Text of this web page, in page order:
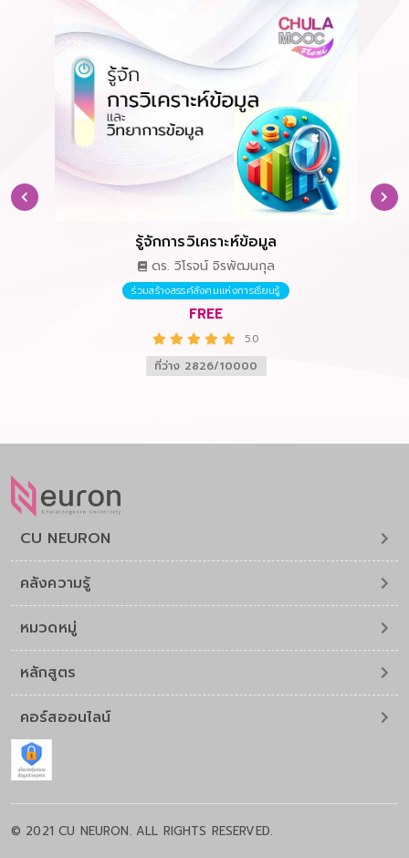
ลัย
รู้จักการวิเคราะห์ข้อมูล
ดร. วิโรจน์ จิรพัฒนกุล
ร่วมสร้างสรรค์สังคมแห่งการเรียนรู้
FREE
5.0
ที่ว่าง 2826/10000
CU NEURON
คลังความรู้
หมวดหมู่
หลักสูตร
คอร์สออนไลน์
© 2021 CU NEURON. ALL RIGHTS RESERVED.